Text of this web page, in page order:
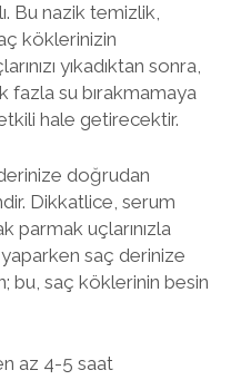
Bu nazik temizlik,
köklerinizin
yıkadıktan sonra,
fazla su bırakmamaya
hale getirecektir.
doğrudan
Dikkatlice, serum
parmak uçlarınızla
saç derinize
bu, saç köklerinin besin
az 4-5 saat